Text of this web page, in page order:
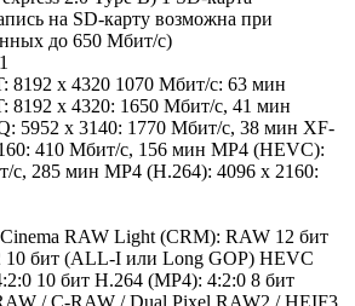
на SD-карту возможна при
до 650 Мбит/с)
8192 x 4320 1070 Мбит/с: 63 мин
8192 x 4320: 1650 Мбит/с, 41 мин
5952 x 3140: 1770 Мбит/с, 38 мин XF-
410 Мбит/с, 156 мин MP4 (HEVC):
с, 285 мин MP4 (H.264): 4096 x 2160:
RAW Light (CRM): RAW 12 бит
бит (ALL-I или Long GOP) HEVC
10 бит H.264 (MP4): 4:2:0 8 бит